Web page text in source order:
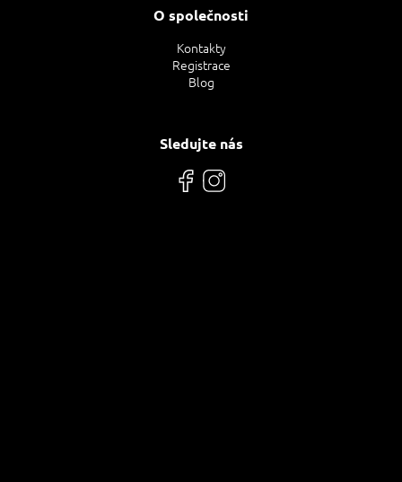
O společnosti
Kontakty
Registrace
Blog
Sledujte nás